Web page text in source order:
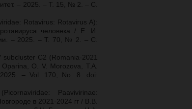
– 2025. – Т. 15, № 2. – С.
Rotavirus: Rotavirus A):
человека / Е. И.
– 2025. – Т. 70, № 2. – С.
C2 (Romania-2021
O. V. Morozova, T.A.
– Vol. 170, No. 8. doi:
Paavivirinae:
в 2021-2024 гг / В.В.